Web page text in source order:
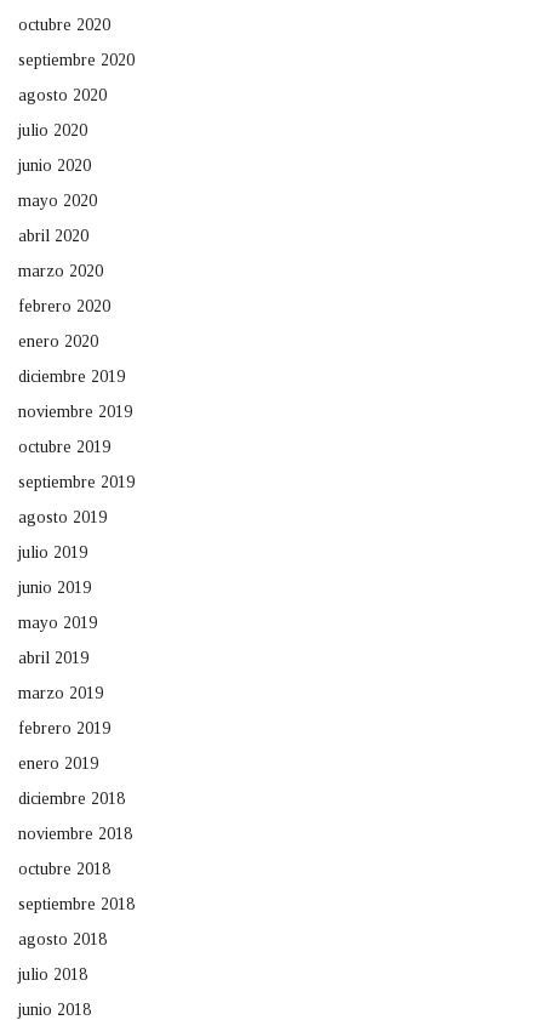
octubre 2020
septiembre 2020
agosto 2020
julio 2020
junio 2020
mayo 2020
abril 2020
marzo 2020
febrero 2020
enero 2020
diciembre 2019
noviembre 2019
octubre 2019
septiembre 2019
agosto 2019
julio 2019
junio 2019
mayo 2019
abril 2019
marzo 2019
febrero 2019
enero 2019
diciembre 2018
noviembre 2018
octubre 2018
septiembre 2018
agosto 2018
julio 2018
junio 2018